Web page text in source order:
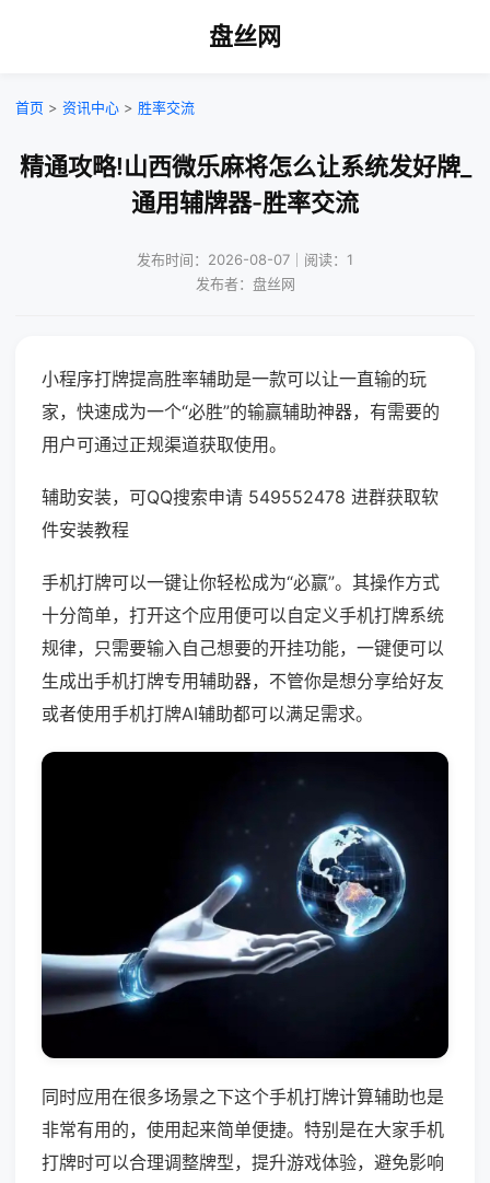
盘丝网
首页 > 资讯中心 > 胜率交流
精通攻略!山西微乐麻将怎么让系统发好牌_
通用辅牌器-胜率交流
发布时间：2026-08-07｜阅读：1
发布者：盘丝网
小程序打牌提高胜率辅助是一款可以让一直输的玩
家，快速成为一个“必胜”的输赢辅助神器，有需要的
用户可通过正规渠道获取使用。
辅助安装，可QQ搜索申请 549552478 进群获取软
件安装教程
手机打牌可以一键让你轻松成为“必赢”。其操作方式
十分简单，打开这个应用便可以自定义手机打牌系统
规律，只需要输入自己想要的开挂功能，一键便可以
生成出手机打牌专用辅助器，不管你是想分享给好友
或者使用手机打牌AI辅助都可以满足需求。
同时应用在很多场景之下这个手机打牌计算辅助也是
非常有用的，使用起来简单便捷。特别是在大家手机
打牌时可以合理调整牌型，提升游戏体验，避免影响